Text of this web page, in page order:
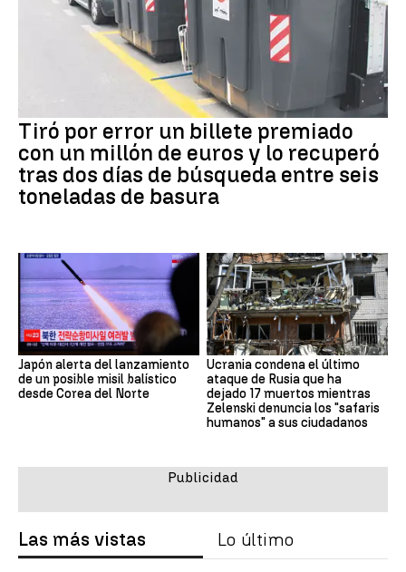
Tiró por error un billete premiado
con un millón de euros y lo recuperó
tras dos días de búsqueda entre seis
toneladas de basura
Japón alerta del lanzamiento
de un posible misil balístico
desde Corea del Norte
Ucrania condena el último
ataque de Rusia que ha
dejado 17 muertos mientras
Zelenski denuncia los "safaris
humanos" a sus ciudadanos
Las más vistas Lo último